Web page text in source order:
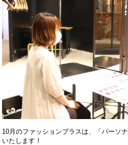
10月のファッションプラスは、「パーソ
いたします！